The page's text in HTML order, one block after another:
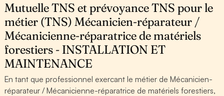
Mutuelle TNS et prévoyance TNS pour le
métier (TNS) Mécanicien-réparateur /
Mécanicienne-réparatrice de matériels
forestiers - INSTALLATION ET
MAINTENANCE
En tant que professionnel exercant le métier de Mécanicien-
réparateur / Mécanicienne-réparatrice de matériels forestiers,